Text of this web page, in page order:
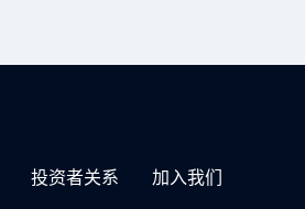
投资者关系 加入我们